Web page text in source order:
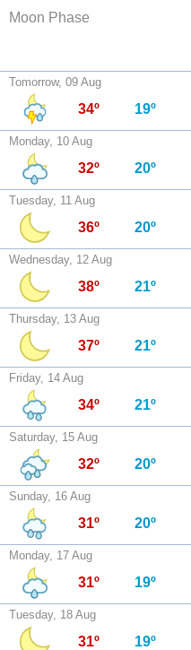
Moon Phase
Tomorrow, 09 Aug
34º 19º
Monday, 10 Aug
32º 20º
Tuesday, 11 Aug
36º 20º
Wednesday, 12 Aug
38º 21º
Thursday, 13 Aug
37º 21º
Friday, 14 Aug
34º 21º
Saturday, 15 Aug
32º 20º
Sunday, 16 Aug
31º 20º
Monday, 17 Aug
31º 19º
Tuesday, 18 Aug
31º 19º